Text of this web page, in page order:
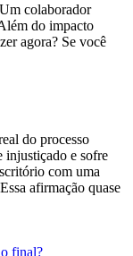
colaborador
do impacto
agora? Se você
do processo
injustiçado e sofre
com uma
afirmação quase
final?